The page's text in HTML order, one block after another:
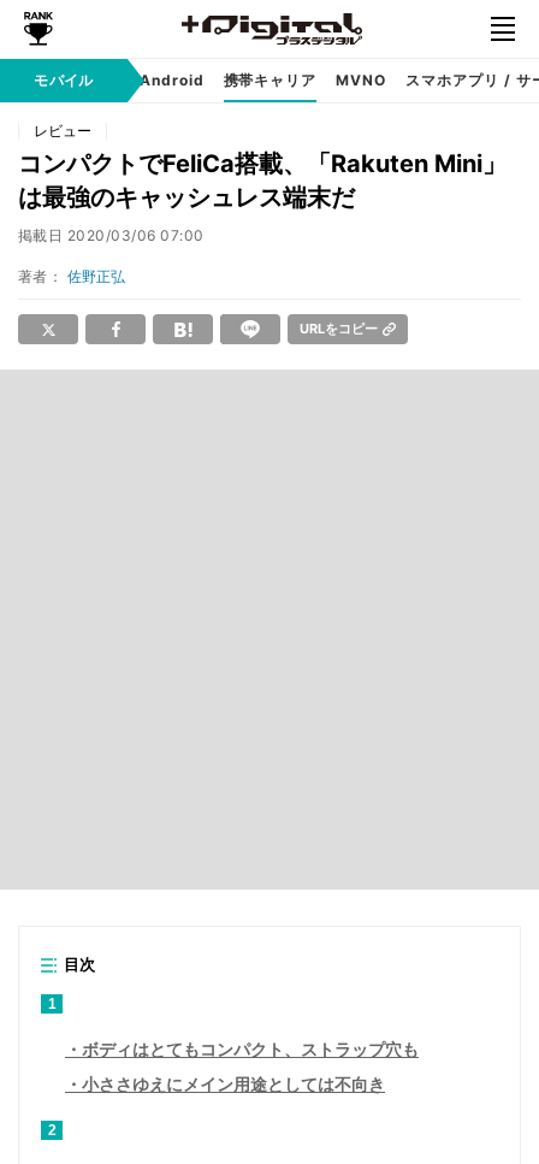
モバイル
iPhone Android 携帯キャリア MVNO スマホアプリ / サ
レビュー
コンパクトでFeliCa搭載、「Rakuten Mini」
は最強のキャッシュレス端末だ
掲載日 2020/03/06 07:00
著者： 佐野正弘
URLをコピー
目次
1
ボディはとてもコンパクト、ストラップ穴も
小ささゆえにメイン用途としては不向き
2